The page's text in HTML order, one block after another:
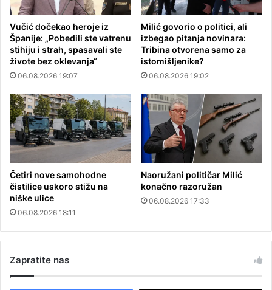
Vučić dočekao heroje iz
Španije: „Pobedili ste vatrenu
stihiju i strah, spasavali ste
živote bez oklevanja“
06.08.2026 19:07
Milić govorio o politici, ali
izbegao pitanja novinara:
Tribina otvorena samo za
istomišljenike?
06.08.2026 19:02
Četiri nove samohodne
čistilice uskoro stižu na
niške ulice
06.08.2026 18:11
Naoružani političar Milić
konačno razoružan
06.08.2026 17:33
Zapratite nas